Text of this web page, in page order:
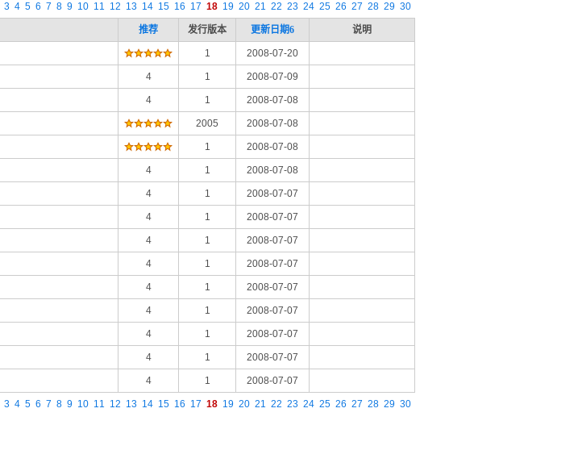
3 4 5 6 7 8 9 10 11 12 13 14 15 16 17 18 19 20 21 22 23 24 25 26 27 28 29 30
推荐 发行版本 更新日期6 说明
1 2008-07-20
4 1 2008-07-09
4 1 2008-07-08
2005 2008-07-08
1 2008-07-08
4 1 2008-07-08
4 1 2008-07-07
4 1 2008-07-07
4 1 2008-07-07
4 1 2008-07-07
4 1 2008-07-07
4 1 2008-07-07
4 1 2008-07-07
4 1 2008-07-07
4 1 2008-07-07
3 4 5 6 7 8 9 10 11 12 13 14 15 16 17 18 19 20 21 22 23 24 25 26 27 28 29 30